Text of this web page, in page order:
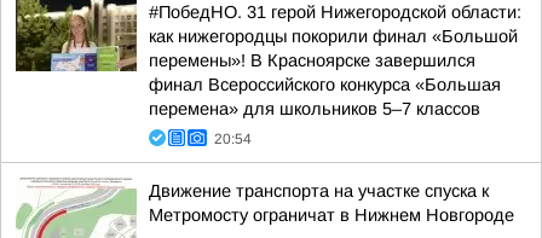
#ПобедНО. 31 герой Нижегородской области:
как нижегородцы покорили финал «Большой
перемены»! В Красноярске завершился
финал Всероссийского конкурса «Большая
перемена» для школьников 5–7 классов
20:54
Движение транспорта на участке спуска к
Метромосту ограничат в Нижнем Новгороде